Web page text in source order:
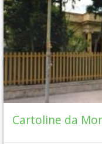
Cartoline da